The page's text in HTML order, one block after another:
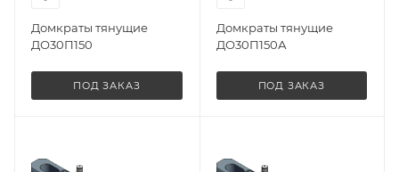
Домкраты тянущие
ДО30П150
ПОД ЗАКАЗ
Домкраты тянущие
ДО30П150А
ПОД ЗАКАЗ